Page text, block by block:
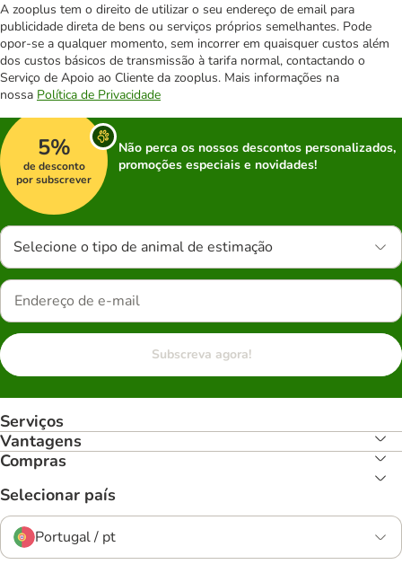
A zooplus tem o direito de utilizar o seu endereço de email para
publicidade direta de bens ou serviços próprios semelhantes. Pode
opor-se a qualquer momento, sem incorrer em quaisquer custos além
dos custos básicos de transmissão à tarifa normal, contactando o
Serviço de Apoio ao Cliente da zooplus. Mais informações na
nossa Política de Privacidade
5%
de desconto
por subscrever
Não perca os nossos descontos personalizados,
promoções especiais e novidades!
Selecione o tipo de animal de estimação
Subscreva agora!
Serviços
Vantagens
Compras
Selecionar país
Portugal / pt